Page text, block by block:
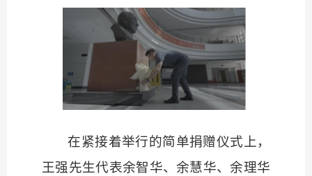
在紧接着举行的简单捐赠仪式上，
王强先生代表余智华、余慧华、余理华